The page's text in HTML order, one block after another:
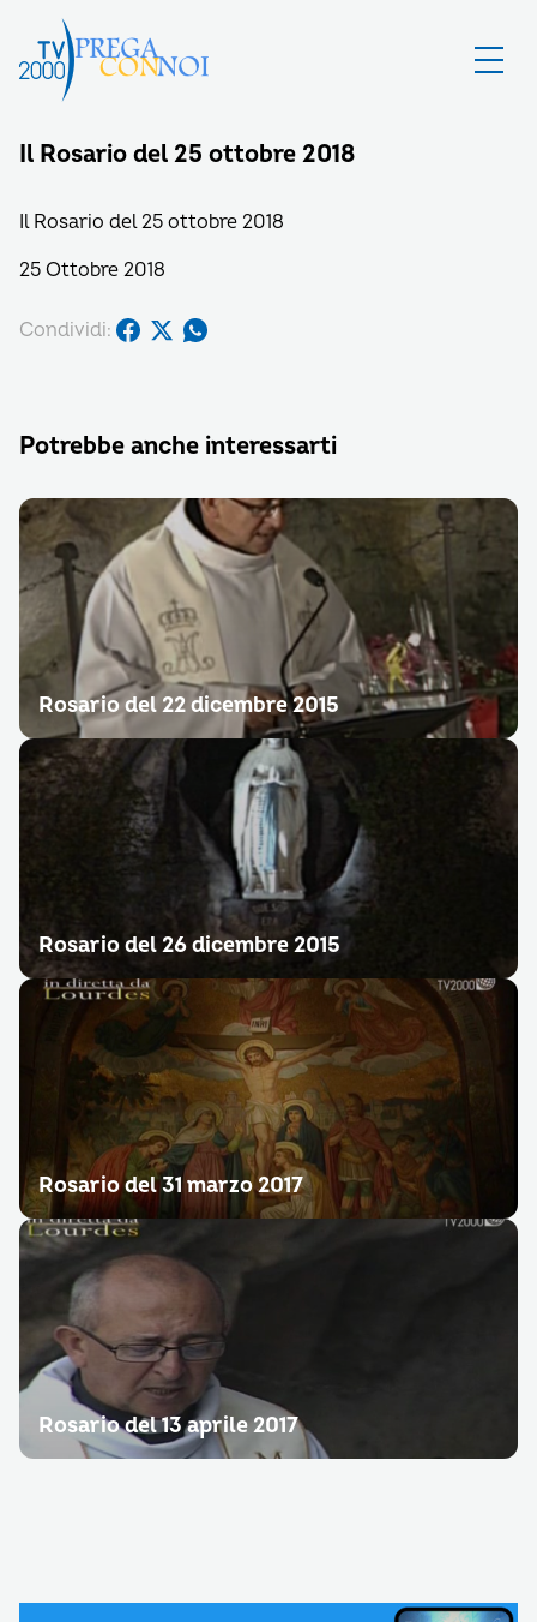
Il Rosario del 25 ottobre 2018
Il Rosario del 25 ottobre 2018
25 Ottobre 2018
Condividi:
Potrebbe anche interessarti
Rosario del 22 dicembre 2015
Rosario del 26 dicembre 2015
Rosario del 31 marzo 2017
Rosario del 13 aprile 2017